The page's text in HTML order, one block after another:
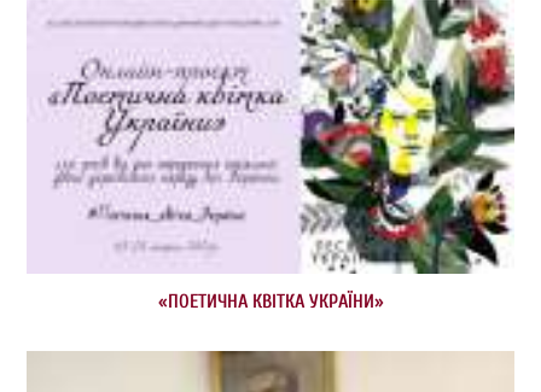
«ПОЕТИЧНА КВІТКА УКРАЇНИ»